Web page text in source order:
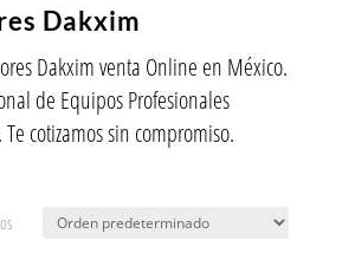
Dakxim
Dakxim venta Online en México.
de Equipos Profesionales
cotizamos sin compromiso.